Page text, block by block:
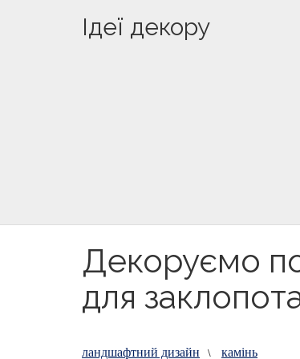
Ідеї декору
Декоруємо
для
ландшафтний дизайн \ камінь